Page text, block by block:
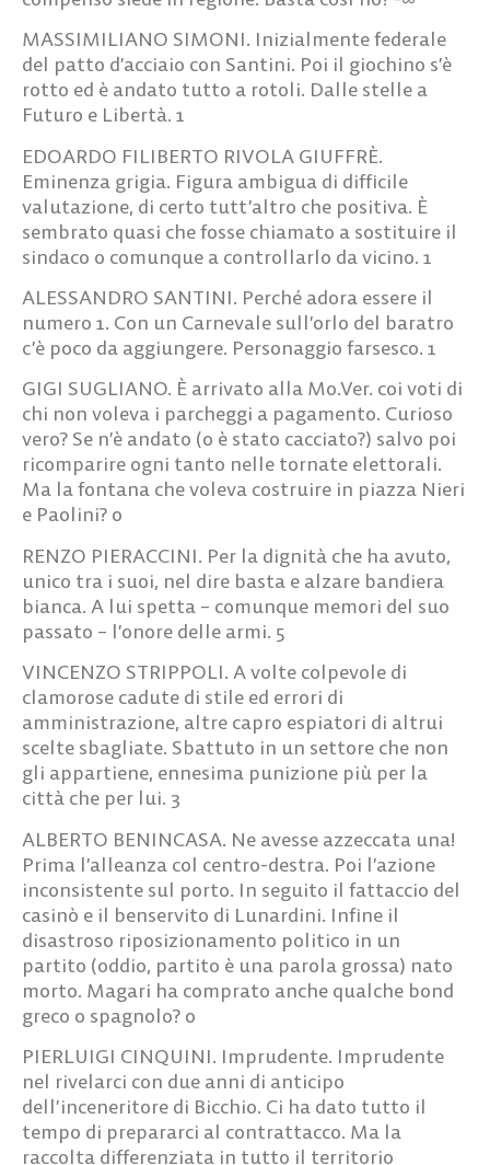
MASSIMILIANO SIMONI.Inizialmente federale
del patto d’acciaio con Santini. Poi il giochino s’è
rotto ed è andato tutto a rotoli. Dalle stelle a
Futuro e Libertà. 1
Eminenza grigia. Figura ambigua di difficile
valutazione, di certo tutt’altro che positiva. È
sembrato quasi che fosse chiamato a sostituire il
sindaco o comunque a controllarlo da vicino.1
ALESSANDRO SANTINI.Perché adora essere il
numero 1. Con un Carnevale sull’orlo del baratro
c’è poco da aggiungere. Personaggio farsesco.1
GIGI SUGLIANO.È arrivato alla Mo.Ver. coi voti di
chi non voleva i parcheggi a pagamento. Curioso
vero? Se n’è andato (o è stato cacciato?) salvo poi
ricomparire ogni tanto nelle tornate elettorali.
Ma la fontana che voleva costruire in piazza Nieri
e Paolini?0
unico tra i suoi, nel dire basta e alzare bandiera
bianca. A lui spetta – comunque memori del suo
passato – l’onore delle armi.5
VINCENZO STRIPPOLI.A volte colpevole di
clamorose cadute di stile ed errori di
amministrazione, altre capro espiatori di altrui
scelte sbagliate. Sbattuto in un settore che non
gli appartiene, ennesima punizione più per la
città che per lui.3
ALBERTO BENINCASA.
Prima l’alleanza col centro-destra. Poi l’azione
inconsistente sul porto. In seguito il fattaccio del
casinò e il benservito di Lunardini. Infine il
disastroso riposizionamento politico in un
partito (oddio, partito è una parola grossa) nato
morto. Magari ha comprato anche qualche bond
greco o spagnolo?0
PIERLUIGI CINQUINI.
nel rivelarci con due anni di anticipo
dell’inceneritore di Bicchio. Ci ha dato tutto il
tempo di prepararci al contrattacco. Ma la
raccolta differenziata in tutto il territorio
comunale? Buon lavoro nella fondazione Banco di